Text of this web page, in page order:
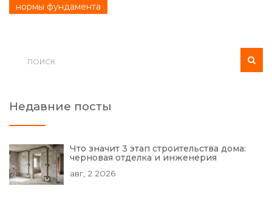
нормы фундамента
Недавние посты
Что значит 3 этап строительства дома:
черновая отделка и инженерия
авг, 2 2026